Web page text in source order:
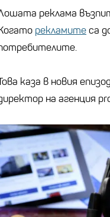
реклама
рекламитеса
каза в новия
на агенция